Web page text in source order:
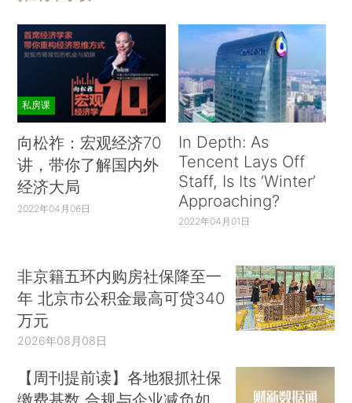
私房课
向松祚：宏观经济70
讲，带你了解国内外
经济大局
2022年04月06日
In Depth: As
Tencent Lays Off
Staff, Is Its ‘Winter’
Approaching?
2022年04月01日
非京籍五环内购房社保降至一
年 北京市公积金最高可贷340
万元
2026年08月08日
【周刊提前读】各地狠抓社保